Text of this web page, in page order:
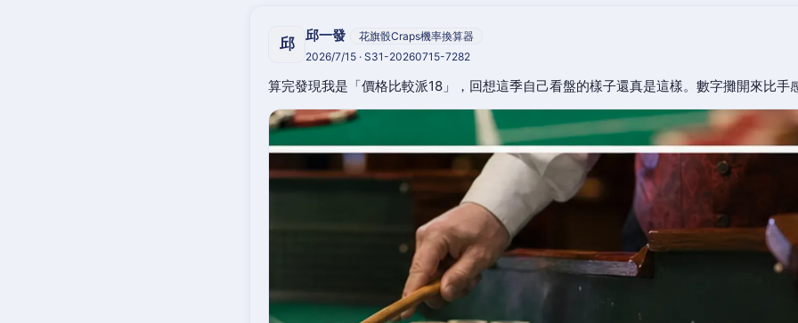
邱 邱一發
花旗骰Craps機率換算器
2026/7/15 · S31-20260715-7282
算完發現我是「價格比較派18」，回想這季自己看盤的樣子還真是這樣。數字攤開來比手